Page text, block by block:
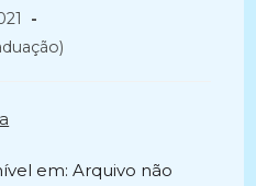
em: Arquivo não